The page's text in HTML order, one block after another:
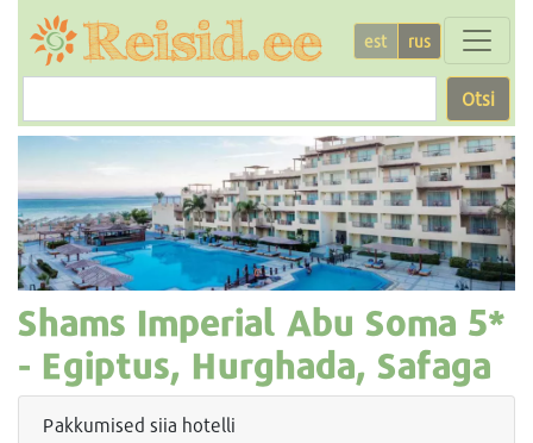
est rus
Otsi
Shams Imperial Abu Soma 5*
- Egiptus, Hurghada, Safaga
Pakkumised siia hotelli